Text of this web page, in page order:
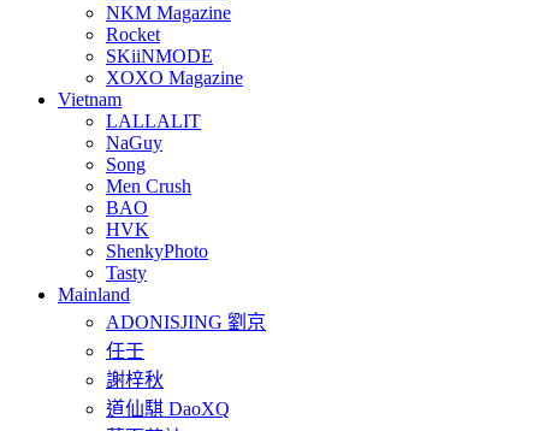
NKM Magazine
Rocket
SKiiNMODE
XOXO Magazine
Vietnam
LALLALIT
NaGuy
Song
Men Crush
BAO
HVK
ShenkyPhoto
Tasty
Mainland
ADONISJING 劉京
任壬
謝梓秋
道仙騏 DaoXQ